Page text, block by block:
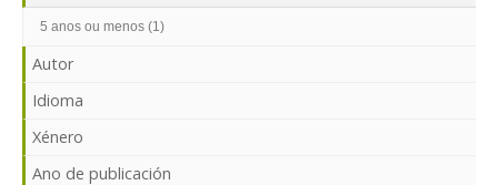
5 anos ou menos (1)
Autor
Idioma
Xénero
Ano de publicación